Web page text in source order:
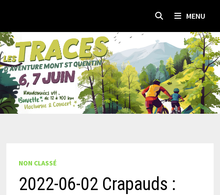
contenu
MENU
NON CLASSÉ
2022-06-02 Crapauds :